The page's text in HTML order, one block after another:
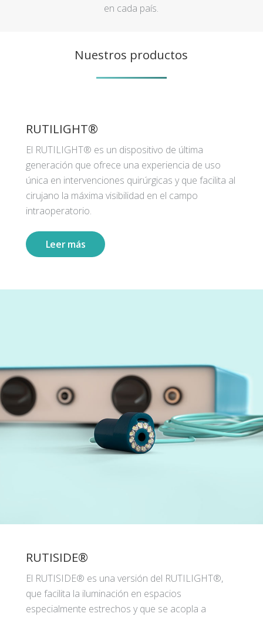
en cada país.
Nuestros productos
RUTILIGHT®
El RUTILIGHT® es un dispositivo de última
generación que ofrece una experiencia de uso
única en intervenciones quirúrgicas y que facilita al
cirujano la máxima visibilidad en el campo
intraoperatorio.
Leer más
RUTISIDE®
El RUTISIDE® es una versión del RUTILIGHT®,
que facilita la iluminación en espacios
especialmente estrechos y que se acopla a